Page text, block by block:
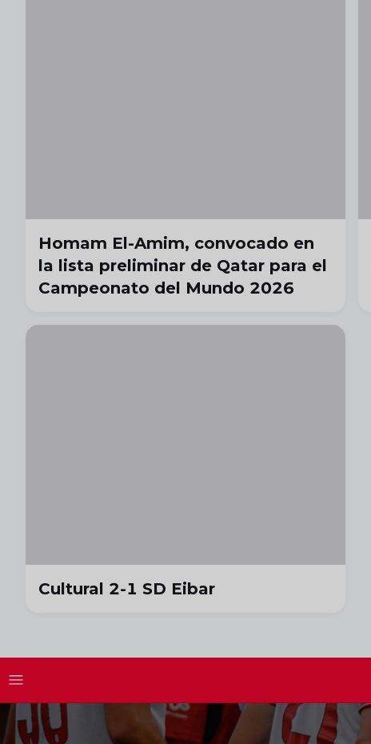
Homam El-Amim, convocado en
la lista preliminar de Qatar para el
Campeonato del Mundo 2026
Cultural 2-1 SD Eibar